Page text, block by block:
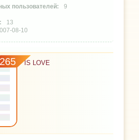
9
13
08-10
265 IS LOVE